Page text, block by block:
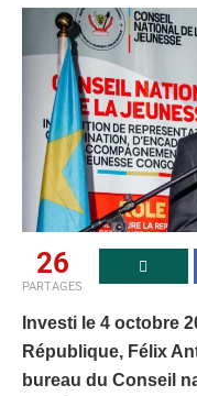
26
PARTAGES
Investi le 4 octobre
République, Félix
bureau du Conseil